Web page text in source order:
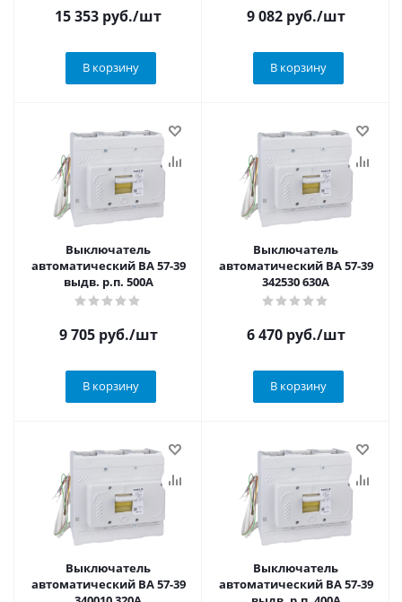
15 353 руб./шт
В корзину
9 082руб./шт
В корзину
Выключатель
автоматический ВА 57-39
выдв. р.п. 500А
9 705руб./шт
В корзину
Выключатель
автоматический ВА 57-39
342530 630А
6 470руб./шт
В корзину
Выключатель
автоматический ВА 57-39
Выключатель
автоматический ВА 57-39